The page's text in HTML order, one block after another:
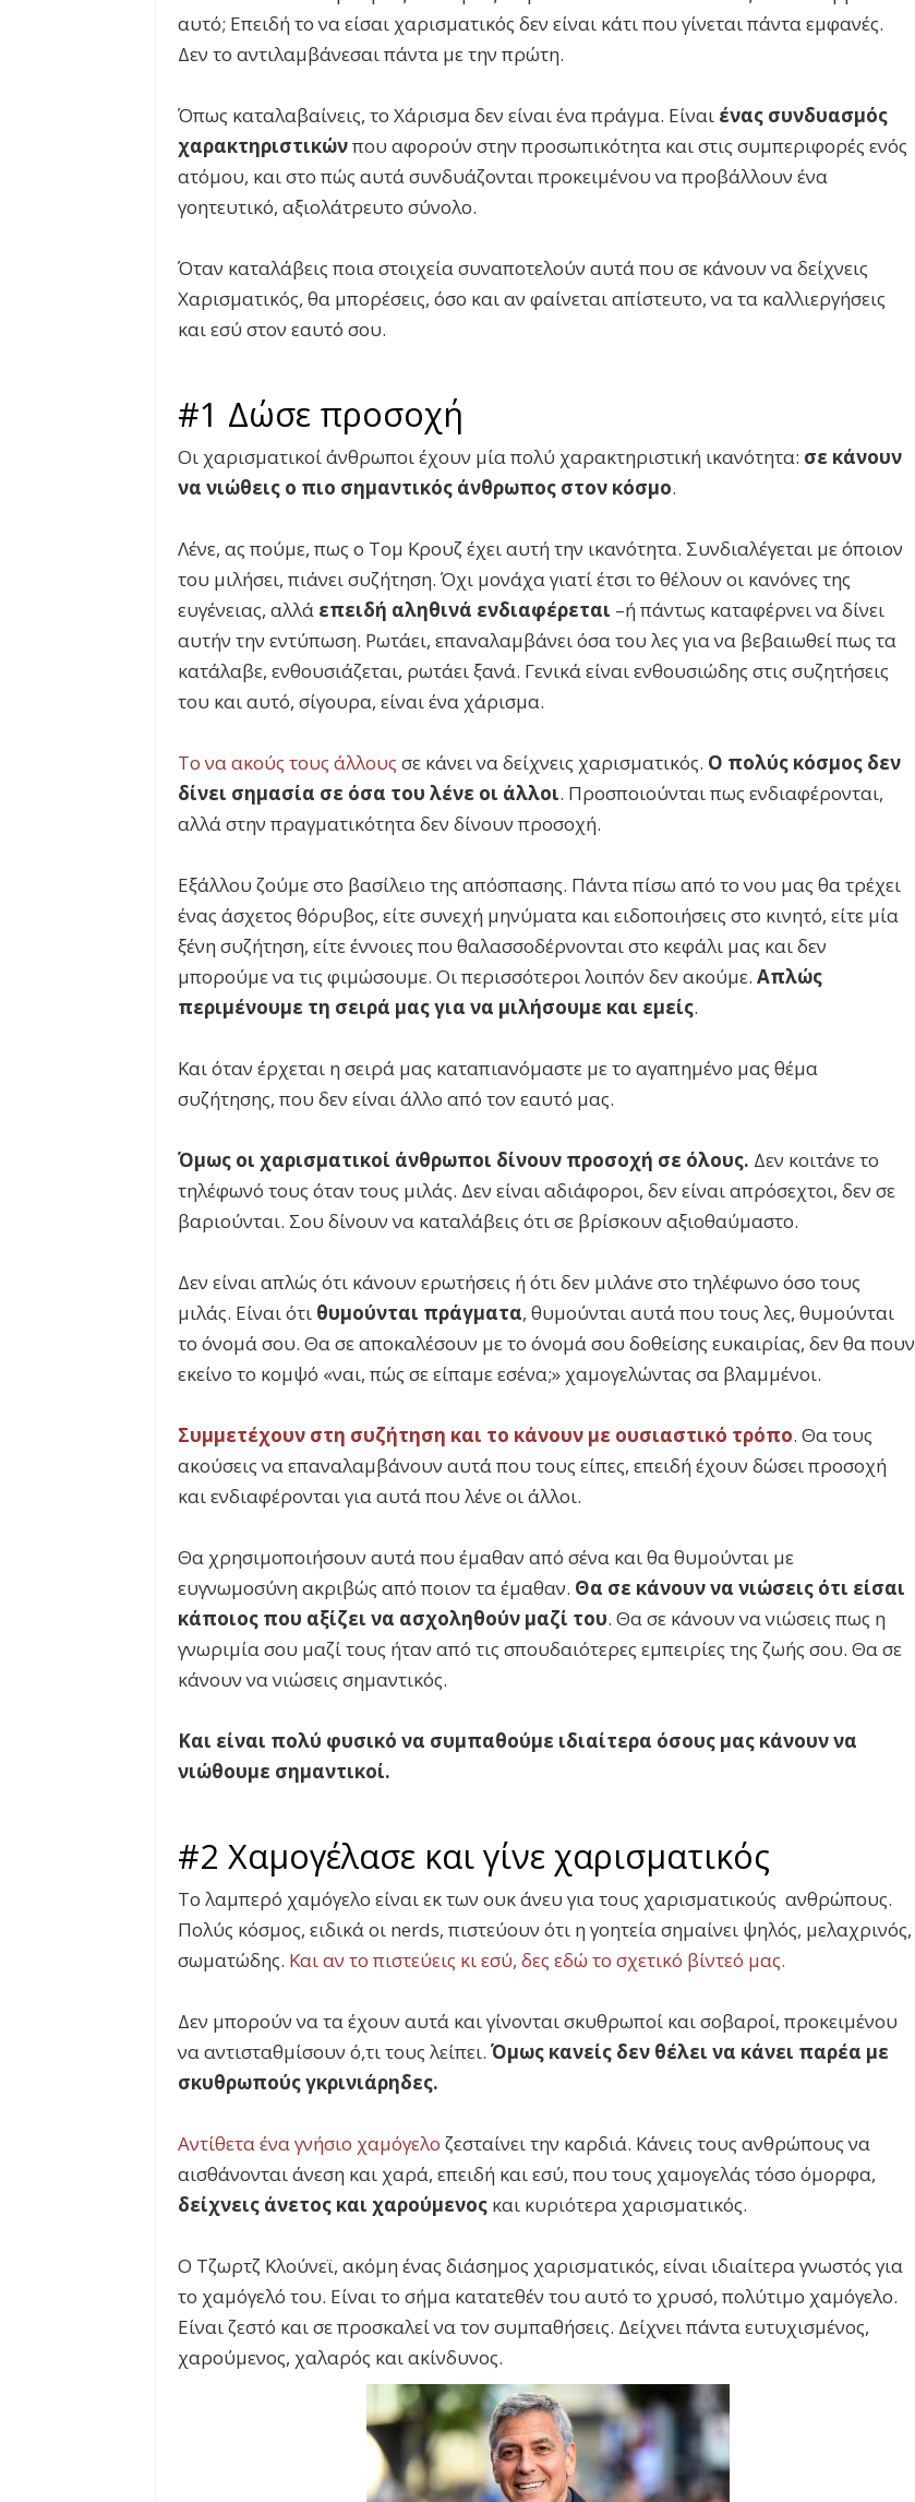
αυτό; Επειδή το να είσαι χαρισματικός δεν είναι κάτι που γίνεται πάντα εμφανές.
Δεν το αντιλαμβάνεσαι πάντα με την πρώτη.
Όπως καταλαβαίνεις, το Χάρισμα δεν είναι ένα πράγμα. Είναι ένας συνδυασμός
χαρακτηριστικώνπου αφορούν στην προσωπικότητα και στις συμπεριφορές ενός
ατόμου, και στο πώς αυτά συνδυάζονται προκειμένου να προβάλλουν ένα
γοητευτικό, αξιολάτρευτο σύνολο.
Όταν καταλάβεις ποια στοιχεία συναποτελούν αυτά που σε κάνουν να δείχνεις
Χαρισματικός, θα μπορέσεις, όσο και αν φαίνεται απίστευτο, να τα καλλιεργήσεις
και εσύ στον εαυτό σου.
#1 Δώσε προσοχή
Οι χαρισματικοί άνθρωποι έχουν μία πολύ χαρακτηριστική ικανότητα: σε κάνουν
να νιώθεις ο πιο σημαντικός άνθρωπος στον κόσμο.
Λένε, ας πούμε, πως ο Τομ Κρουζ έχει αυτή την ικανότητα. Συνδιαλέγεται με όποιον
του μιλήσει, πιάνει συζήτηση. Όχι μονάχα γιατί έτσι το θέλουν οι κανόνες της
ευγένειας, αλλά επειδή αληθινά ενδιαφέρεται –ή πάντως καταφέρνει να δίνει
αυτήν την εντύπωση. Ρωτάει, επαναλαμβάνει όσα του λες για να βεβαιωθεί πως τα
κατάλαβε, ενθουσιάζεται, ρωτάει ξανά. Γενικά είναι ενθουσιώδης στις συζητήσεις
του και αυτό, σίγουρα, είναι ένα χάρισμα.
Το να ακούς τους άλλους σε κάνει να δείχνεις χαρισματικός. Ο πολύς κόσμος δεν
δίνει σημασία σε όσα του λένε οι άλλοι. Προσποιούνται πως ενδιαφέρονται,
αλλά στην πραγματικότητα δεν δίνουν προσοχή.
Εξάλλου ζούμε στο βασίλειο της απόσπασης. Πάντα πίσω από το νου μας θα τρέχει
ένας άσχετος θόρυβος, είτε συνεχή μηνύματα και ειδοποιήσεις στο κινητό, είτε μία
ξένη συζήτηση, είτε έννοιες που θαλασσοδέρνονται στο κεφάλι μας και δεν
μπορούμε να τις φιμώσουμε. Οι περισσότεροι λοιπόν δεν ακούμε. Απλώς
περιμένουμε τη σειρά μας για να μιλήσουμε και εμείς.
Και όταν έρχεται η σειρά μας καταπιανόμαστε με το αγαπημένο μας θέμα
συζήτησης, που δεν είναι άλλο από τον εαυτό μας.
Όμως οι χαρισματικοί άνθρωποι δίνουν προσοχή σε όλους. Δεν κοιτάνε το
τηλέφωνό τους όταν τους μιλάς. Δεν είναι αδιάφοροι, δεν είναι απρόσεχτοι, δεν σε
βαριούνται. Σου δίνουν να καταλάβεις ότι σε βρίσκουν αξιοθαύμαστο.
Δεν είναι απλώς ότι κάνουν ερωτήσεις ή ότι δεν μιλάνε στο τηλέφωνο όσο τους
μιλάς. Είναι ότι θυμούνται πράγματα, θυμούνται αυτά που τους λες, θυμούνται
το όνομά σου. Θα σε αποκαλέσουν με το όνομά σου δοθείσης ευκαιρίας, δεν θα πουν
εκείνο το κομψό «ναι, πώς σε είπαμε εσένα;» χαμογελώντας σα βλαμμένοι.
Συμμετέχουν στη συζήτηση και το κάνουν με ουσιαστικό τρόπο. Θα τους
ακούσεις να επαναλαμβάνουν αυτά που τους είπες, επειδή έχουν δώσει προσοχή
και ενδιαφέρονται για αυτά που λένε οι άλλοι.
Θα χρησιμοποιήσουν αυτά που έμαθαν από σένα και θα θυμούνται με
ευγνωμοσύνη ακριβώς από ποιον τα έμαθαν. Θα σε κάνουν να νιώσεις ότι είσαι
κάποιος που αξίζει να ασχοληθούν μαζί του. Θα σε κάνουν να νιώσεις πως η
γνωριμία σου μαζί τους ήταν από τις σπουδαιότερες εμπειρίες της ζωής σου. Θα σε
κάνουν να νιώσεις σημαντικός.
Και είναι πολύ φυσικό να συμπαθούμε ιδιαίτερα όσους μας κάνουν να
νιώθουμε σημαντικοί.
#2 Χαμογέλασε και γίνε χαρισματικός
Το λαμπερό χαμόγελο είναι εκ των ουκ άνευ για τους χαρισματικούς ανθρώπους.
Πολύς κόσμος, ειδικά οι nerds, πιστεύουν ότι η γοητεία σημαίνει ψηλός, μελαχρινός,
σωματώδης. Και αν το πιστεύεις κι εσύ, δες εδώ το σχετικό βίντεό μας.
Δεν μπορούν να τα έχουν αυτά και γίνονται σκυθρωποί και σοβαροί, προκειμένου
να αντισταθμίσουν ό,τι τους λείπει. Όμως κανείς δεν θέλει να κάνει παρέα με
σκυθρωπούς γκρινιάρηδες.
Αντίθετα ένα γνήσιο χαμόγελο ζεσταίνει την καρδιά. Κάνεις τους ανθρώπους να
αισθάνονται άνεση και χαρά, επειδή και εσύ, που τους χαμογελάς τόσο όμορφα,
δείχνεις άνετος και χαρούμενος και κυριότερα χαρισματικός.
Ο Τζωρτζ Κλούνεϊ, ακόμη ένας διάσημος χαρισματικός, είναι ιδιαίτερα γνωστός για
το χαμόγελό του. Είναι το σήμα κατατεθέν του αυτό το χρυσό, πολύτιμο χαμόγελο.
Είναι ζεστό και σε προσκαλεί να τον συμπαθήσεις. Δείχνει πάντα ευτυχισμένος,
χαρούμενος, χαλαρός και ακίνδυνος.